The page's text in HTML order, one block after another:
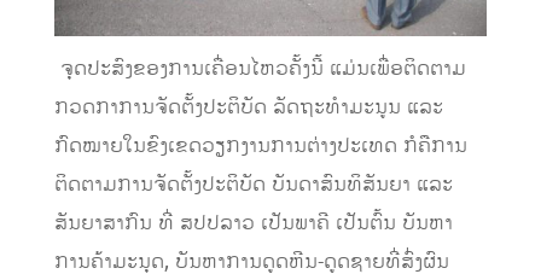
ຈຸດປະສົງຂອງການເຄື່ອນໄຫວຄັ້ງນີ້ ແມ່ນເພື່ອຕິດຕາມ
ກວດກາການຈັດຕັ້ງປະຕິບັດ ລັດຖະທໍາມະນູນ ແລະ
ກົດໝາຍໃນຂົງເຂດວຽກງານການຕ່າງປະເທດ ກໍຄືການ
ຕິດຕາມການຈັດຕັ້ງປະຕິບັດ ບັນດາສົນທິສັນຍາ ແລະ
ສັນຍາສາກົນ ທີ່ ສປປລາວ ເປັນພາຄີ ເປັນຕົ້ນ ບັນຫາ
ການຄ້າມະນຸດ, ບັນຫາການດູດຫີນ-ດູດຊາຍທີ່ສົ່ງຜົນ